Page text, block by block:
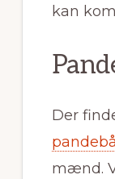
kan
Der
mænd.